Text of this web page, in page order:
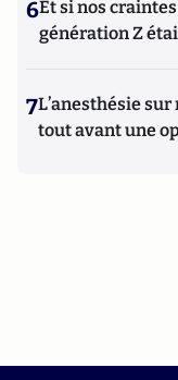
6Et si nos
génération Z
7L’anesthésie
tout avant une